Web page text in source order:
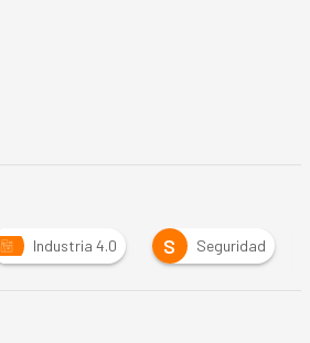
Industria 4.0 S
Seguridad